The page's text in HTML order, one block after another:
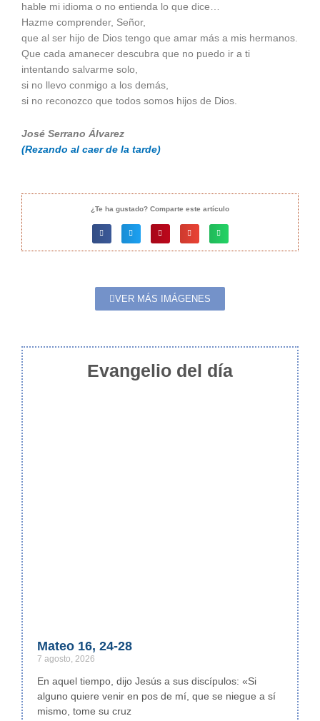
hable mi idioma o no entienda lo que dice…
Hazme comprender, Señor,
que al ser hijo de Dios tengo que amar más a mis hermanos.
Que cada amanecer descubra que no puedo ir a ti
intentando salvarme solo,
si no llevo conmigo a los demás,
si no reconozco que todos somos hijos de Dios.
José Serrano Álvarez
(Rezando al caer de la tarde)
¿Te ha gustado? Comparte este artículo
VER MÁS IMÁGENES
Evangelio del día
Mateo 16, 24-28
7 agosto, 2026
En aquel tiempo, dijo Jesús a sus discípulos: «Si
alguno quiere venir en pos de mí, que se niegue a sí
mismo, tome su cruz